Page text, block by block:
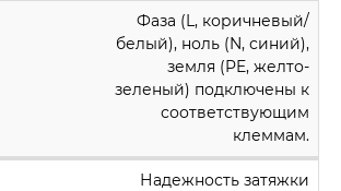
Фаза (L, коричневый/
белый), ноль (N, синий),
земля (PE, желто-
зеленый) подключены к
соответствующим
клеммам.
Надежность затяжки